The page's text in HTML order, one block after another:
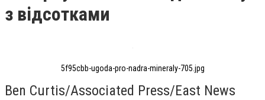
з відсотками
5f95cbb-ugoda-pro-nadra-mineraly-705.jpg
Ben Curtis/Associated Press/East News